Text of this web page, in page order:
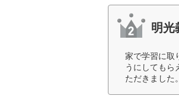
明光
家で学習に取
うにしてもら
ただきました